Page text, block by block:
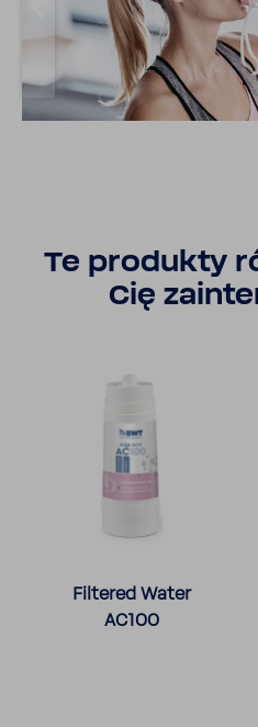
Te produkty
Cię
Filtered Water
AC100